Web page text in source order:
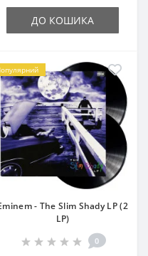
ДО КОШИКА
- The Slim Shady LP (2
LP)
0